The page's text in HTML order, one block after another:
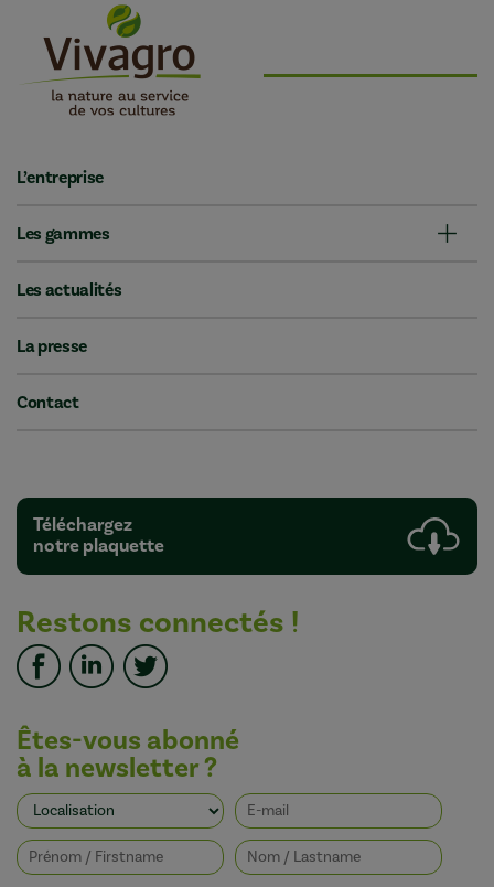
L’entreprise
Les gammes
Les actualités
La presse
Contact
Téléchargez
notre plaquette
Restons connectés !
Êtes-vous abonné
à la newsletter ?